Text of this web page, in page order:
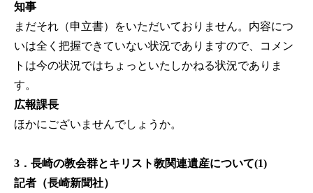
知事
まだそれ（申立書）をいただいておりません。内容につ
いは全く把握できていない状況でありますので、コメン
トは今の状況ではちょっといたしかねる状況でありま
す。
広報課長
ほかにございませんでしょうか。
3．長崎の教会群とキリスト教関連遺産について(1)
記者（長崎新聞社）